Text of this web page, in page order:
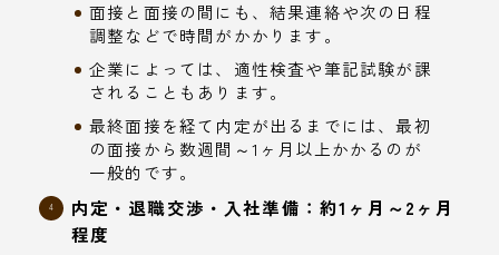
面接と面接の間にも、結果連絡や次の日程
調整などで時間がかかります。
企業によっては、適性検査や筆記試験が課
されることもあります。
最終面接を経て内定が出るまでには、最初
の面接から数週間～1ヶ月以上かかるのが
一般的です。
内定・退職交渉・入社準備：約1ヶ月～2ヶ月
程度